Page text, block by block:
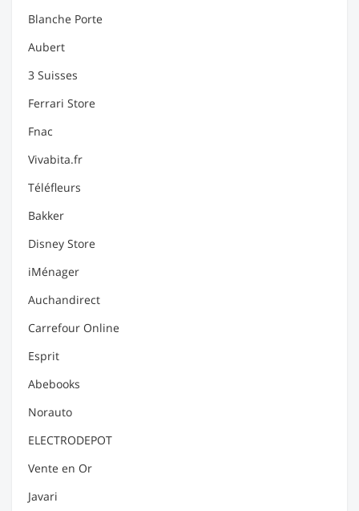
Blanche Porte
Aubert
3 Suisses
Ferrari Store
Fnac
Vivabita.fr
Téléfleurs
Bakker
Disney Store
iMénager
Auchandirect
Carrefour Online
Esprit
Abebooks
Norauto
ELECTRODEPOT
Vente en Or
Javari